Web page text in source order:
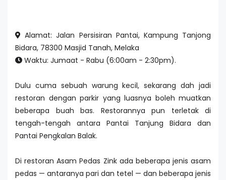
Alamat: Jalan Persisiran Pantai, Kampung Tanjong
Bidara, 78300 Masjid Tanah, Melaka
Waktu: Jumaat - Rabu (6:00am - 2:30pm).
Dulu cuma sebuah warung kecil, sekarang dah jadi
restoran dengan parkir yang luasnya boleh muatkan
beberapa buah bas. Restorannya pun terletak di
tengah-tengah antara Pantai Tanjung Bidara dan
Pantai Pengkalan Balak.
Di restoran Asam Pedas Zink ada beberapa jenis asam
pedas — antaranya pari dan tetel — dan beberapa jenis